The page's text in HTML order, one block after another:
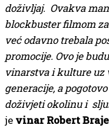
doživljaj. Ovakva
blockbuster filmom
već odavno trebala
promocije. Ovo je
vinarstva i kulture
generacije, a
doživjeti okolinu i
je vinar Robert Braje